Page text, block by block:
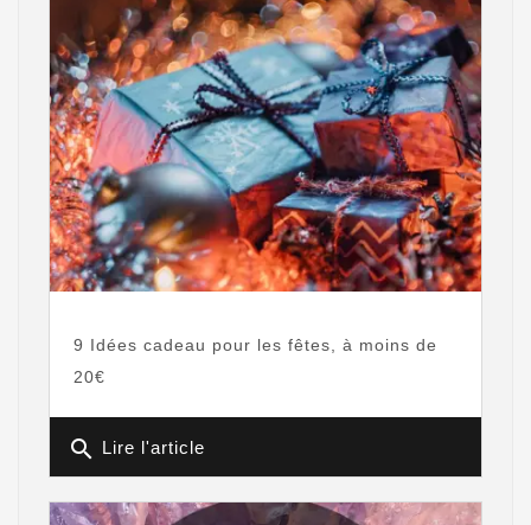
9 Idées cadeau pour les fêtes, à moins de
20€
search Lire l'article